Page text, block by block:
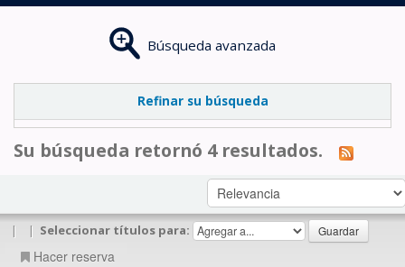
Búsqueda avanzada
Refinar su búsqueda
Su búsqueda retornó 4 resultados.
| | Seleccionar títulos para:
Hacer reserva